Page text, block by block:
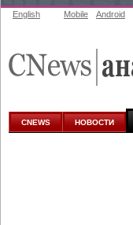
аналитике
English Mobile Android
CNEWS НОВОСТИ